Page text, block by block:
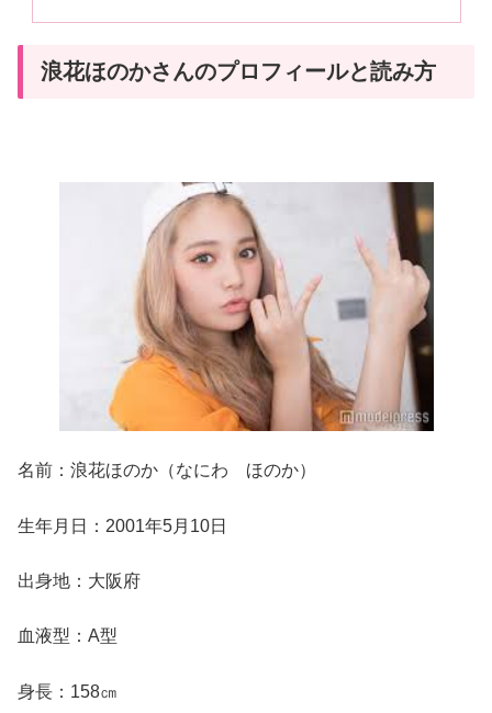
浪花ほのかさんのプロフィールと読み方
名前：浪花ほのか（なにわ ほのか）
生年月日：2001年5月10日
出身地：大阪府
血液型：A型
身長：158㎝